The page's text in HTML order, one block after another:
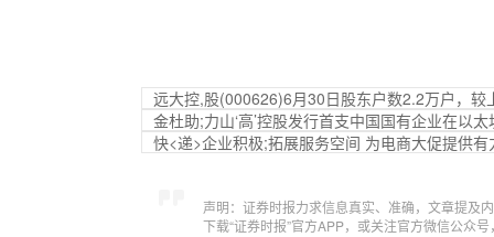
远大控,股(000626)6月30日股东户数2.2万户，较
金杜助;力山‘高’控股发行首支中国国有企业在以
快<递>企业积极;拓展服务空间 为电商大促提供有
声明：证券时报力求信息真实、准确，文章提及
下载“证券时报”官方APP，或关注官方微信公众